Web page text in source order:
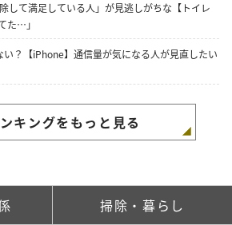
して満足している人」が見逃しがちな【トイレ
た…」
い？【iPhone】通信量が気になる人が見直したい
キングをもっと見る
掃除・暮らし